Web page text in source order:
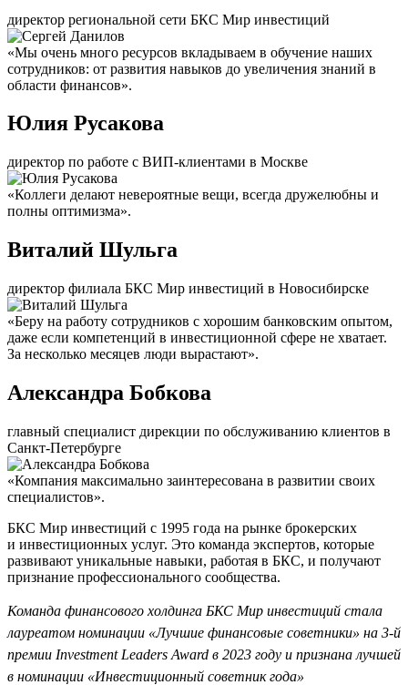
директор региональной сети БКС Мир инвестиций
«Мы очень много ресурсов вкладываем в обучение наших
сотрудников: от развития навыков до увеличения знаний в
области финансов».
Юлия Русакова
директор по работе с ВИП-клиентами в Москве
«Коллеги делают невероятные вещи, всегда дружелюбны и
полны оптимизма».
Виталий Шульга
директор филиала БКС Мир инвестиций в Новосибирске
«Беру на работу сотрудников с хорошим банковским опытом,
даже если компетенций в инвестиционной сфере не хватает.
За несколько месяцев люди вырастают».
Александра Бобкова
главный специалист дирекции по обслуживанию клиентов в
Санкт-Петербурге
«Компания максимально заинтересована в развитии своих
специалистов».
БКС Мир инвестиций с 1995 года на рынке брокерских
и инвестиционных услуг. Это команда экспертов, которые
развивают уникальные навыки, работая в БКС, и получают
признание профессионального сообщества.
Команда финансового холдинга БКС Мир инвестиций стала
лауреатом номинации «Лучшие финансовые советники» на 3-й
премии Investment Leaders Award в 2023 году и признана лучшей
в номинации «Инвестиционный советник года»